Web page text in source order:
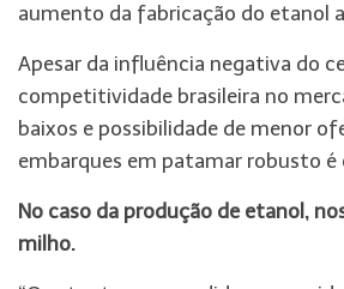
aumento da fabricação do etanol
Apesar da influência negativa do
competitividade brasileira no
baixos e possibilidade de menor
embarques em patamar robusto é
No caso da produção de etanol,
milho.